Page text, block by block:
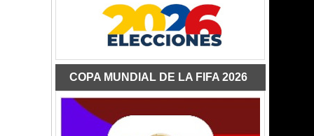
COPA MUNDIAL DE LA FIFA 2026